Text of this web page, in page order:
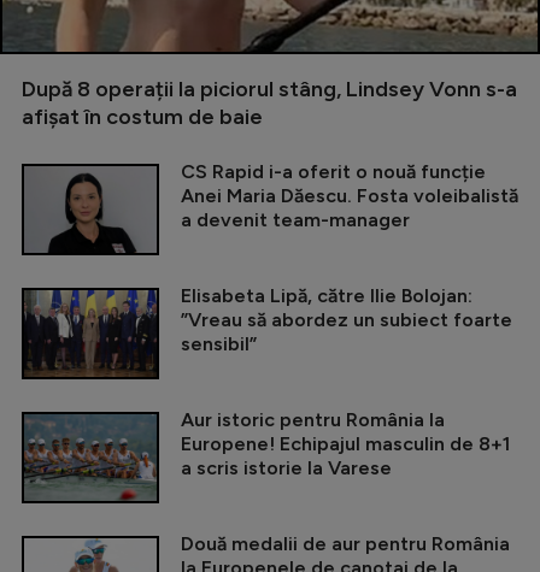
După 8 operații la piciorul stâng, Lindsey Vonn s-a
afișat în costum de baie
CS Rapid i-a oferit o nouă funcție
Anei Maria Dăescu. Fosta voleibalistă
a devenit team-manager
Elisabeta Lipă, către Ilie Bolojan:
”Vreau să abordez un subiect foarte
sensibil”
Aur istoric pentru România la
Europene! Echipajul masculin de 8+1
a scris istorie la Varese
Două medalii de aur pentru România